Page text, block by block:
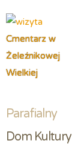
Cmentarz w
Żeleźnikowej
Wielkiej
Parafialny
Dom Kultury